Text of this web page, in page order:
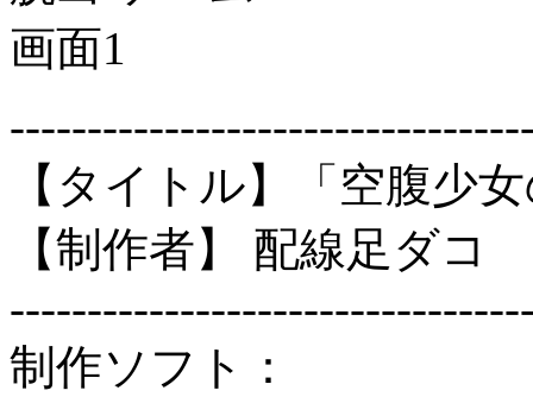
【タイトル】「空腹少
【制作者】 配線足ダコ
制作ソフト：